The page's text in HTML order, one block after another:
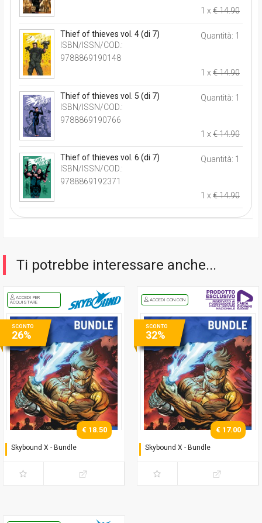
1 x € 14.90
Thief of thieves vol. 4 (di 7)
ISBN/ISSN/COD.:
9788869190148
Quantità: 1
1 x € 14.90
Thief of thieves vol. 5 (di 7)
ISBN/ISSN/COD.:
9788869190766
Quantità: 1
1 x € 14.90
Thief of thieves vol. 6 (di 7)
ISBN/ISSN/COD.:
9788869192371
Quantità: 1
1 x € 14.90
Ti potrebbe interessare anche...
ACCEDI PER
ACQUISTARE
Skybound X - Bundle
€ 18.50
SCONTO
26%
ACCEDI CON CGN
Skybound X - Bundle
€ 17.00
SCONTO
32%